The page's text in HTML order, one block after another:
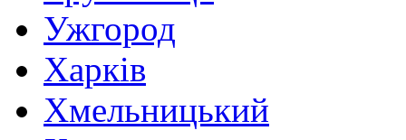
Ужгород
Харків
Хмельницький